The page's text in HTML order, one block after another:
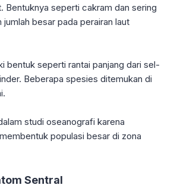
Bentuknya seperti cakram dan sering
jumlah besar pada perairan laut
bentuk seperti rantai panjang dari sel-
Beberapa spesies ditemukan di
studi oseanografi karena
populasi besar di zona
Sentral